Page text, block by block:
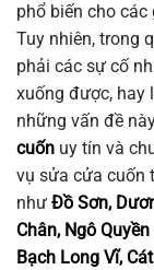
phổ biến cho
Tuy nhiên, trong
phải các sự cố
xuống được, hay
những vấn đề
cuốn uy tín và
vụ sửa cửa cuốn
như Đồ Sơn,
Chân, Ngô Quyền
Bạch Long Vĩ,